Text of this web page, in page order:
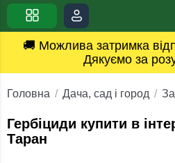
🚚 Можлива затримка
Дякуємо за
Головна Дача, сад і город
Гербіциди купити в
Таран